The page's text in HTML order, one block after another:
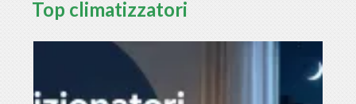
Top climatizzatori